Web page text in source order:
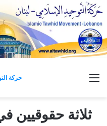
حركة
ثلاثة حقوقيين